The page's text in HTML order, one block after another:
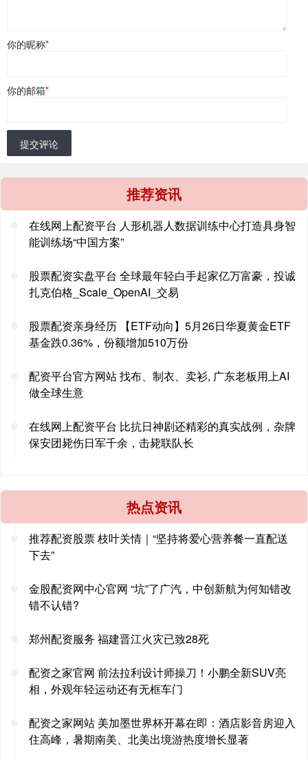
你的昵称*
你的邮箱*
提交评论
推荐资讯
在线网上配资平台 人形机器人数据训练中心打造具身智
能训练场“中国方案”
股票配资实盘平台 全球最年轻白手起家亿万富豪，投诚
扎克伯格_Scale_OpenAI_交易
股票配资亲身经历 【ETF动向】5月26日华夏黄金ETF
基金跌0.36%，份额增加510万份
配资平台官方网站 找布、制衣、卖衫, 广东老板用上AI
做全球生意
在线网上配资平台 比抗日神剧还精彩的真实战例，杂牌
保安团毙伤日军千余，击毙联队长
热点资讯
推荐配资股票 枝叶关情｜“坚持将爱心营养餐一直配送
下去”
金股配资网中心官网 “坑”了广汽，中创新航为何知错改
错不认错?
郑州配资服务 福建晋江火灾已致28死
配资之家官网 前法拉利设计师操刀！小鹏全新SUV亮
相，外观年轻运动还有无框车门
配资之家网站 美加墨世界杯开幕在即：酒店影音房迎入
住高峰，暑期南美、北美出境游热度增长显著